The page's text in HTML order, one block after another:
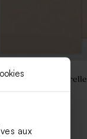
aux
enveloppe naturelle